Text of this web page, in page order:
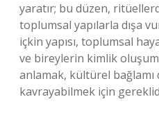
yaratır; bu düzen,
toplumsal yapılarla dışa
içkin yapısı, toplumsal
ve bireylerin kimlik
anlamak, kültürel
kavrayabilmek için